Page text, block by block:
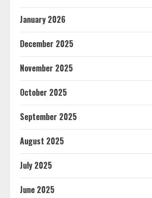
January 2026
December 2025
November 2025
October 2025
September 2025
August 2025
July 2025
June 2025